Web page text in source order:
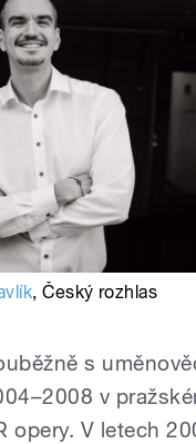
,Český rozhlas
s
v
opery. V letech